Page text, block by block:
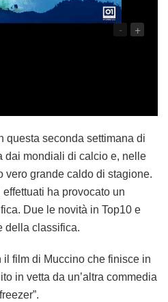
- +
questa seconda settimana di
dai mondiali di calcio e, nelle
vero grande caldo di stagione.
effettuati ha provocato un
Due le novità in Top10 e
della classifica.
film di Muccino che finisce in
in vetta da un’altra commedia